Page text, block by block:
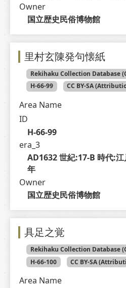
Owner
国立歴史民俗博物館
里村玄陳発句懐紙
H-66-99
CC BY-SA
Area Name
ID
H-66-99
era_3
AD1632 世紀:17-B 時代:
年
Owner
国立歴史民俗博物館
具足之覚
H-66-100
CC BY-SA
Area Name